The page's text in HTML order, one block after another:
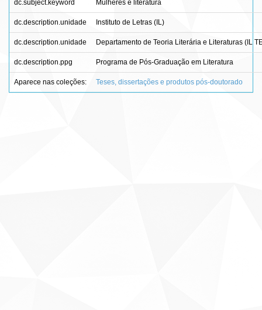
dc.subject.keyword Mulheres e literatura
dc.description.unidade Instituto de Letras (IL)
dc.description.unidade Departamento de Teoria Literária e Literaturas (IL
dc.description.ppg Programa de Pós-Graduação em Literatura
Aparece nas coleções: Teses, dissertações e produtos pós-doutorado